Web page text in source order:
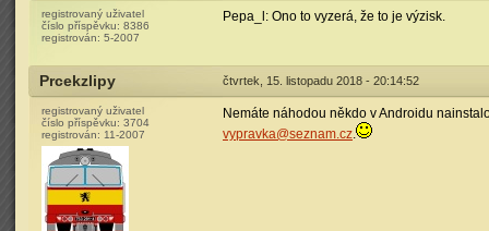
registrovaný uživatel
číslo příspěvku: 8386
registrován: 5-2007
Pepa_l: Ono to vyzerá, že to je výzisk.
Prcekzlipy čtvrtek, 15. listopadu 2018 - 20:14:52
registrovaný uživatel
číslo příspěvku: 3704
registrován: 11-2007
Nemáte náhodou někdo v Androidu
vypravka@seznam.cz.